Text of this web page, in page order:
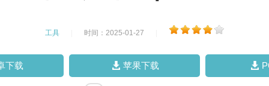
工具 时间：2025-01-27
下载 苹果下载